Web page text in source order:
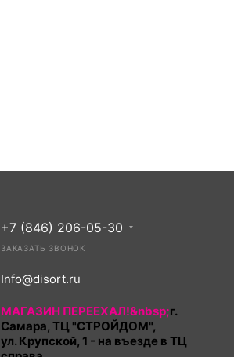
+7 (846) 206-05-30
ЗАКАЗАТЬ ЗВОНОК
Info@disort.ru
МАГАЗИН ПЕРЕЕХАЛ!&nbsp;г.
Самара, ТЦ "СТРОЙДОМ",
ул. Крупской, 1 - на въезде в ТЦ